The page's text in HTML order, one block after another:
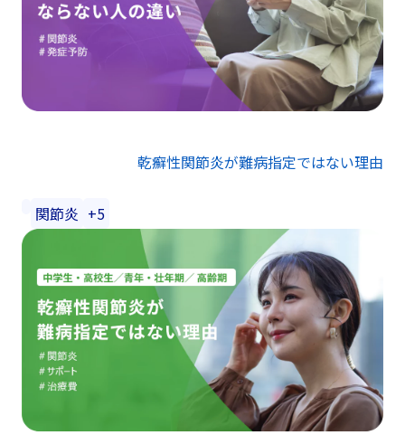
乾癬性関節炎が難病指定ではない理由
関節炎 +5